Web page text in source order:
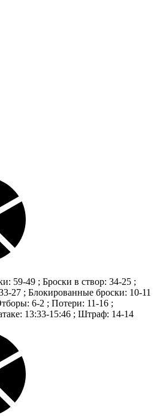
59-49 ; Броски в створ: 34-25 ;
27 ; Блокированные броски: 10-11
6-2 ; Потери: 11-16 ;
13:33-15:46 ; Штраф: 14-14